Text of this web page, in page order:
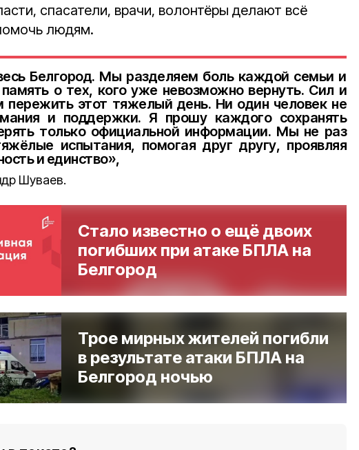
спасатели, врачи, волонтёры делают всё
людям.
Белгород. Мы разделяем боль каждой семьи и
о тех, кого уже невозможно вернуть. Сил и
этот тяжелый день. Ни один человек не
и поддержки. Я прошу каждого сохранять
только официальной информации. Мы не раз
испытания, помогая друг другу, проявляя
и единство»,
Шуваев.
Стало известно о ещё двоих
погибших при атаке БПЛА на
Белгород
Трое мирных жителей погибли
в результате атаки БПЛА на
Белгород ночью